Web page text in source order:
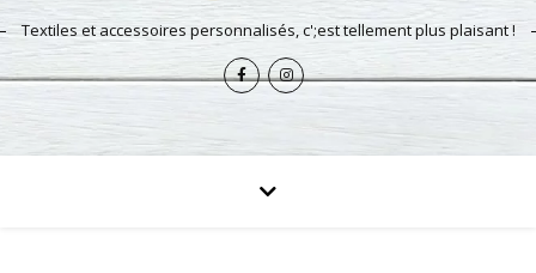
Textiles et accessoires personnalisés, c';est tellement plus plaisant !